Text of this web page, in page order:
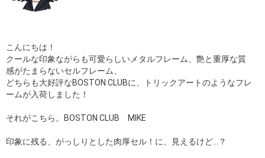
こんにちは！
クールな印象ながらも可愛らしいメタルフレーム、艶と重厚な質
感がたまらないセルフレーム、
どちらも大好評なBOSTON CLUBに、トリックアートのようなフレ
ームが入荷しました！
それがこちら。BOSTON CLUB MIKE
印象に残る、がっしりとした肉厚セル！に、見えるけど…？